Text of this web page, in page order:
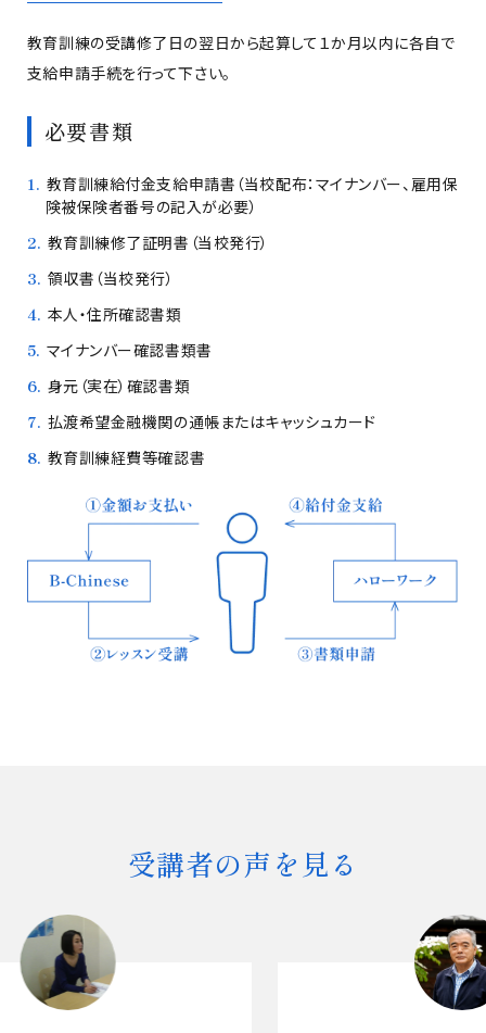
教育訓練の受講修了日の翌日から起算して１か月以内に各自で
支給申請手続を行って下さい。
必要書類
教育訓練給付金支給申請書（当校配布：マイナンバー、雇用保
険被保険者番号の記入が必要）
教育訓練修了証明書（当校発行）
領収書（当校発行）
本人・住所確認書類
マイナンバー確認書類書
身元（実在）確認書類
払渡希望金融機関の通帳またはキャッシュカード
教育訓練経費等確認書
受講者の声を見る